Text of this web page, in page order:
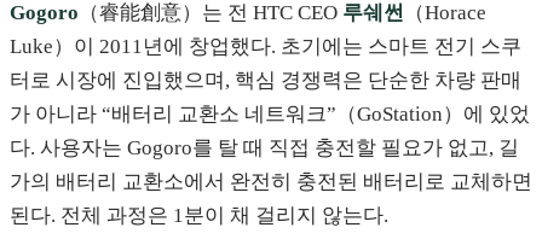
Gogoro （睿能創意）는 전 HTC CEO 루쉐썬
（Horace
Luke）이 2011년에 창업했다. 초기에는 스마트 전기 스쿠
터로 시장에 진입했으며, 핵심 경쟁력은 단순한 차량 판매
가 아니라 “배터리 교환소 네트워크”（GoStation）에 있었
다. 사용자는 Gogoro를 탈 때 직접 충전할 필요가 없고, 길
가의 배터리 교환소에서 완전히 충전된 배터리로 교체하면
된다. 전체 과정은 1분이 채 걸리지 않는다.